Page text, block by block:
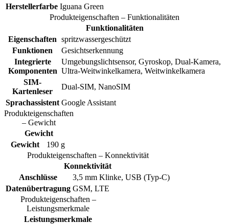
Herstellerfarbe Iguana Green
Produkteigenschaften – Funktionalitäten
Funktionalitäten
Eigenschaften spritzwassergeschützt
Funktionen
Gesichtserkennung
Integrierte
Komponenten
Umgebungslichtsensor, Gyroskop, Dual-Kamera,
Ultra-Weitwinkelkamera, Weitwinkelkamera
SIM-
Kartenleser
Dual-SIM, NanoSIM
Sprachassistent Google Assistant
Produkteigenschaften
– Gewicht
Gewicht
Gewicht
190 g
Produkteigenschaften – Konnektivität
Konnektivität
Anschlüsse
3,5 mm Klinke, USB (Typ-C)
Datenübertragung GSM, LTE
Produkteigenschaften –
Leistungsmerkmale
Leistungsmerkmale